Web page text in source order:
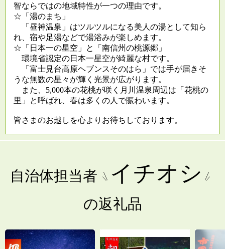
智ならではの地域特性が一つの理由です。
☆「湯のまち」
「昼神温泉」はツルツルになる美人の湯として知ら
れ、宿や足湯などで湯浴みが楽しめます。
☆「日本一の星空」と「南信州の桃源郷」
環境省認定の日本一星空が綺麗な村です。
「富士見台高原ヘブンスそのはら」では手が届きそ
うな無数の星々が輝く光景が広がります。
また、5,000本の花桃が咲く月川温泉周辺は「花桃の
里」と呼ばれ、春は多くの人で賑わいます。
皆さまのお越しを心よりお待ちしております。
自治体担当者 イチオシ
の返礼品